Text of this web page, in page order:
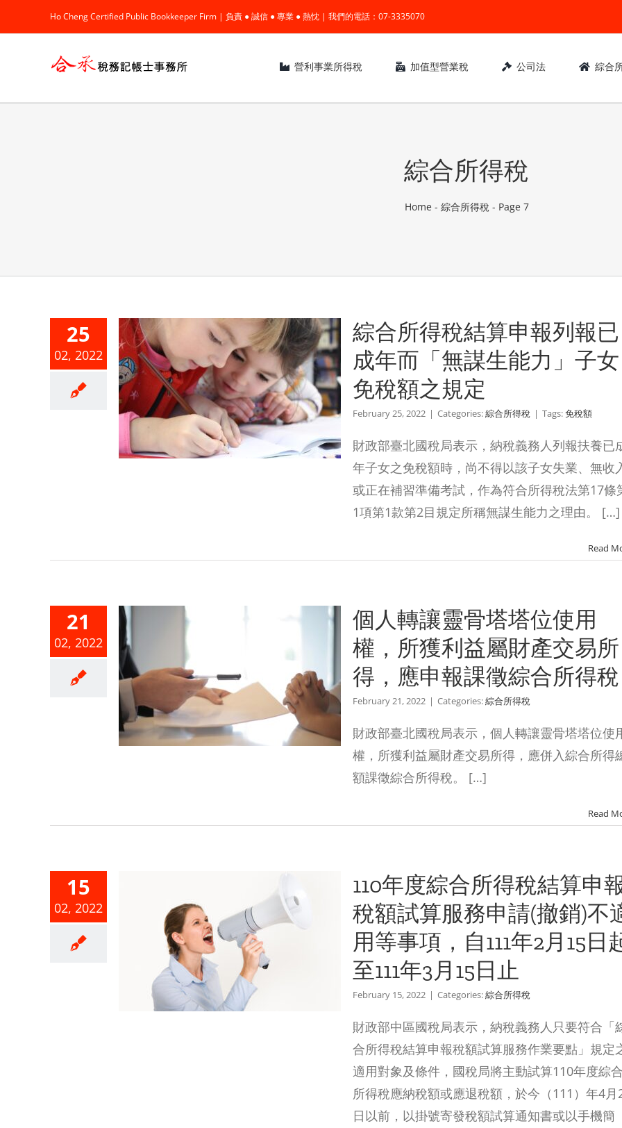
to
Ho Cheng Certified Public Bookkeeper Firm | 負責 ● 誠信 ● 專業 ● 熱忱 | 我們的電話：07-3335070
營利事業所得稅 加值型營業稅 公司法 綜合
綜合所得稅
Home - 綜合所得稅- Page 7
25
02, 2022
結算申報
而「無謀
綜合所得稅結算申報列報已
成年而「無謀生能力」子女
免稅額之規定
February 25, 2022 | Categories:綜合所得稅 | Tags:免稅額
財政部臺北國稅局表示，納稅義務人列報扶養已
年子女之免稅額時，尚不得以該子女失業、無收
或正在補習準備考試，作為符合所得稅法第17條
1項第1款第2目規定所稱無謀生能力之理由。 […]
Read
21
02, 2022
骨塔塔位
獲利益屬
個人轉讓靈骨塔塔位使用
權，所獲利益屬財產交易所
得，應申報課徵綜合所得稅
February 21, 2022 | Categories:綜合所得稅
財政部臺北國稅局表示，個人轉讓靈骨塔塔位使
權，所獲利益屬財產交易所得，應併入綜合所得
額課徵綜合所得稅。 […]
Read
15
02, 2022
所得稅結
試算服務
適用等事
110年度綜合所得稅結算申
稅額試算服務申請(撤銷)不
用等事項，自111年2月15日
至111年3月15日止
February 15, 2022 | Categories:綜合所得稅
財政部中區國稅局表示，納稅義務人只要符合「
合所得稅結算申報稅額試算服務作業要點」規定
適用對象及條件，國稅局將主動試算110年度綜合
所得稅應納稅額或應退稅額，於今（111）年4月
日以前，以掛號寄發稅額試算通知書或以手機簡